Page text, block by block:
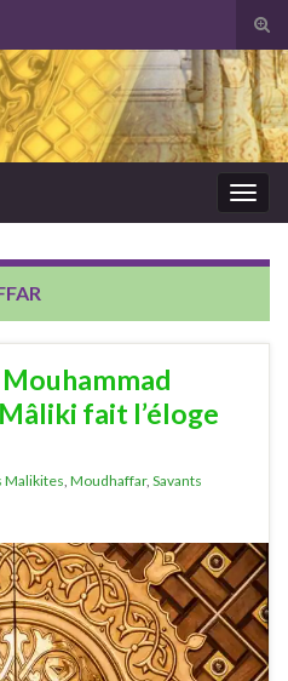
fait l’éloge
Malikites Moudhaffar, Savants